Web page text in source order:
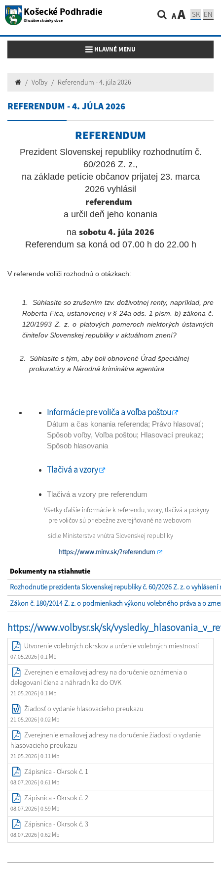
Košecké Podhradie
Oficiálne stránky obce AA SK EN
Toggle navigation
HLAVNÉ MENU
Voľby Referendum - 4. júla 2026
REFERENDUM - 4. JÚLA 2026
REFERENDUM
Prezident Slovenskej republiky rozhodnutím č.
60/2026 Z. z.,
na základe petície občanov prijatej 23. marca
2026 vyhlásil
referendum
a určil deň jeho konania
na sobotu 4. júla 2026
Referendum sa koná od 07.00 h do 22.00 h
V referende voliči rozhodnú o otázkach:
1. Súhlasíte so zrušením tzv. doživotnej renty, napríklad, pre
Roberta Fica, ustanovenej v § 24a ods. 1 písm. b) zákona č.
120/1993 Z. z. o platových pomeroch niektorých ústavných
činiteľov Slovenskej republiky v aktuálnom znení?
2. Súhlasíte s tým, aby boli obnovené Úrad špeciálnej
prokuratúry a Národná kriminálna agentúra
Informácie pre voliča a voľba poštou
Dátum a čas konania referenda; Právo hlasovať;
Spôsob voľby, Voľba poštou; Hlasovací preukaz;
Spôsob hlasovania
Tlačivá a vzory
Tlačivá a vzory pre referendum
Všetky ďalšie informácie k referendu, vzory, tlačivá a pokyny
pre voličov sú priebežne zverejňované na webovom
sídle Ministerstva vnútra Slovenskej republiky
https://www.minv.sk/?referendum
Dokumenty na stiahnutie
Rozhodnutie prezidenta Slovenskej republiky č. 60/2026 Z. z. o vyhlásení
Zákon č. 180/2014 Z. z. o podmienkach výkonu volebného práva a o
https://www.volbysr.sk/sk/
Utvorenie volebných okrskov a určenie volebných miestností
07.05.2026 | 0.1 Mb
Zverejnenie emailovej adresy na doručenie oznámenia o
delegovaní člena a náhradníka do OVK
21.05.2026 | 0.1 Mb
Žiadosť o vydanie hlasovacieho preukazu
21.05.2026 | 0.02 Mb
Zverejnenie emailovej adresy na doručenie žiadosti o vydanie
hlasovacieho preukazu
21.05.2026 | 0.11 Mb
Zápisnica - Okrsok č. 1
08.07.2026 | 0.61 Mb
Zápisnica - Okrsok č. 2
08.07.2026 | 0.59 Mb
Zápisnica - Okrsok č. 3
08.07.2026 | 0.62 Mb